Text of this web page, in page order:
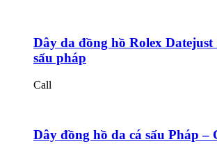
Dây da đồng hồ Rolex Datejust
sấu pháp
Call
Dây đồng hồ da cá sấu Pháp –